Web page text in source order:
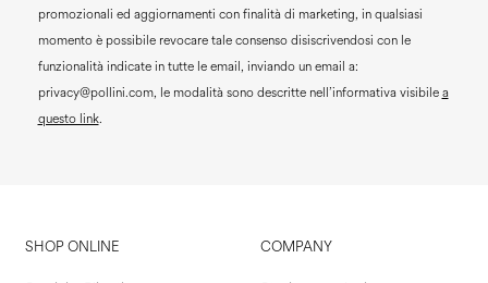
promozionali ed aggiornamenti con finalità di marketing, in qualsiasi
momento è possibile revocare tale consenso disiscrivendosi con le
funzionalità indicate in tutte le email, inviando un email a:
privacy@pollini.com, le modalità sono descritte nell’informativa visibilea
questo link.
SHOP ONLINE COMPANY